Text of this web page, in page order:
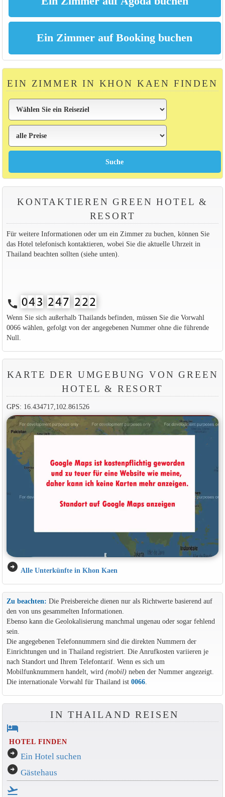
EIN ZIMMER IN KHON KAEN FINDEN
KONTAKTIEREN GREEN HOTEL &
RESORT
Für weitere Informationen oder um ein Zimmer zu buchen, können Sie
das Hotel telefonisch kontaktieren, wobei Sie die aktuelle Uhrzeit in
Thailand beachten sollten (siehe unten).
call
Wenn Sie sich außerhalb Thailands befinden, müssen Sie die Vorwahl
0066 wählen, gefolgt von der angegebenen Nummer ohne die führende
Null.
KARTE DER UMGEBUNG VON GREEN
HOTEL & RESORT
GPS: 16.434717,102.861526
arrow_circle_right Alle Unterkünfte in Khon Kaen
Zu beachten: Die Preisbereiche dienen nur als Richtwerte basierend auf
den von uns gesammelten Informationen.
Ebenso kann die Geolokalisierung manchmal ungenau oder sogar fehlend
sein.
Die angegebenen Telefonnummern sind die direkten Nummern der
Einrichtungen und in Thailand registriert. Die Anrufkosten variieren je
nach Standort und Ihrem Telefontarif. Wenn es sich um
Mobilfunknummern handelt, wird (mobil)neben der Nummer angezeigt.
Die internationale Vorwahl für Thailand ist 0066.
IN THAILAND REISEN
hotel
HOTEL FINDEN
arrow_circle_right Ein Hotel suchen
arrow_circle_right Gästehaus
flight_takeoff